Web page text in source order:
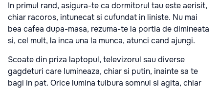
In primul rand, asigura-te ca dormitorul tau este aerisit,
chiar racoros, intunecat si cufundat in liniste. Nu mai
bea cafea dupa-masa, rezuma-te la portia de dimineata
si, cel mult, la inca una la munca, atunci cand ajungi.
Scoate din priza laptopul, televizorul sau diverse
gagdeturi care lumineaza, chiar si putin, inainte sa te
bagi in pat. Orice lumina tulbura somnul si agita, chiar